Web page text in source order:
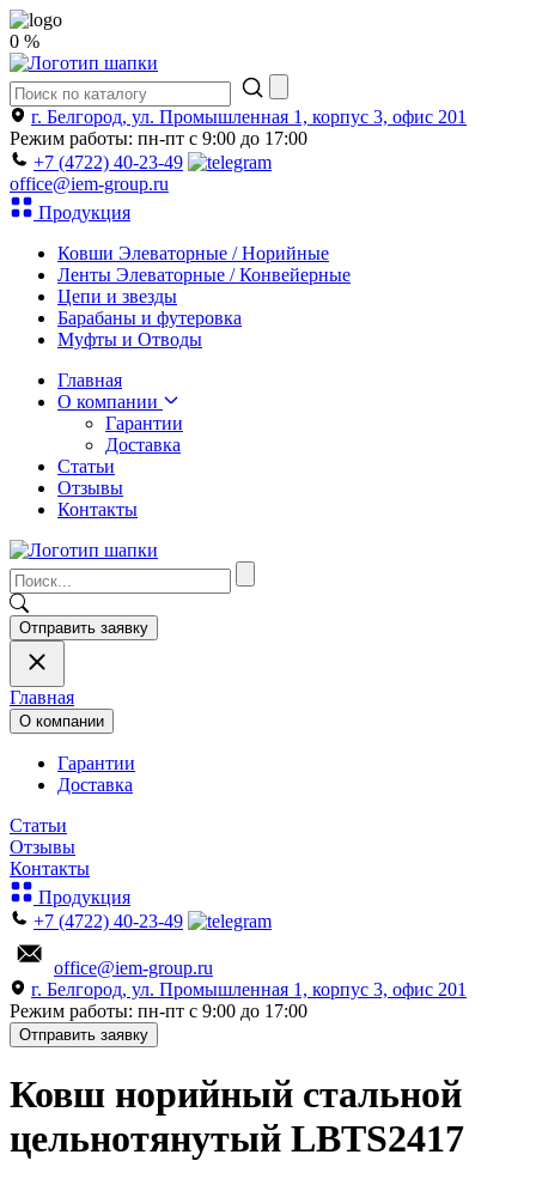
0 %
г. Белгород, ул. Промышленная 1, корпус 3, офис 201
Режим работы: пн-пт с 9:00 до 17:00
+7 (4722) 40-23-49
office@iem-group.ru
Продукция
Ковши Элеваторные / Норийные
Ленты Элеваторные / Конвейерные
Цепи и звезды
Барабаны и футеровка
Муфты и Отводы
Главная
О компании
Гарантии
Доставка
Статьи
Отзывы
Контакты
Отправить заявку
Главная
О компании
Гарантии
Доставка
Статьи
Отзывы
Контакты
Продукция
+7 (4722) 40-23-49
office@iem-group.ru
г. Белгород, ул. Промышленная 1, корпус 3, офис 201
Режим работы: пн-пт с 9:00 до 17:00
Отправить заявку
Ковш норийный стальной
цельнотянутый LBTS2417